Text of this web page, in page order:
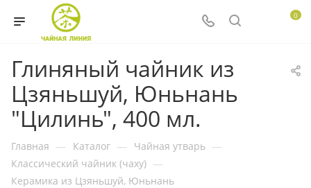
0
Глиняный чайник из
Цзяньшуй, Юньнань
"Цилинь", 400 мл.
Главная — Каталог — Чайная утварь —
Классический чайник (чаху) —
Керамика из Цзяньшуй, Юньнань